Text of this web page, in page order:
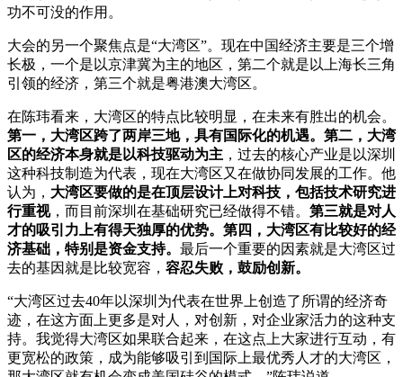
功不可没的作用。
大会的另一个聚焦点是“大湾区”。现在中国经济主要是三个增
长极，一个是以京津冀为主的地区，第二个就是以上海长三角
引领的经济，第三个就是粤港澳大湾区。
在陈玮看来，大湾区的特点比较明显，在未来有胜出的机会。
第一，大湾区跨了两岸三地，具有国际化的机遇。第二，大湾
区的经济本身就是以科技驱动为主 ，过去的核心产业是以深圳
这种科技制造为代表，现在大湾区又在做协同发展的工作。他
认为， 大湾区要做的是在顶层设计上对科技，包括技术研究进
行重视，而目前深圳在基础研究已经做得不错。 第三就是对人
才的吸引力上有得天独厚的优势。第四，大湾区有比较好的经
济基础，特别是资金支持。 最后一个重要的因素就是大湾区过
去的基因就是比较宽容， 容忍失败，鼓励创新。
“大湾区过去40年以深圳为代表在世界上创造了所谓的经济奇
迹，在这方面上更多是对人，对创新，对企业家活力的这种支
持。我觉得大湾区如果联合起来，在这点上大家进行互动，有
更宽松的政策，成为能够吸引到国际上最优秀人才的大湾区，